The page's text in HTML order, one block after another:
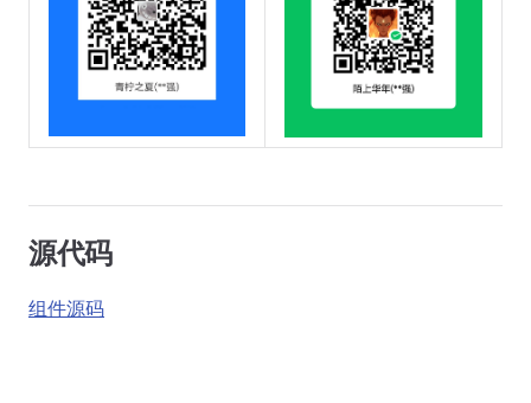
源代码
组件源码